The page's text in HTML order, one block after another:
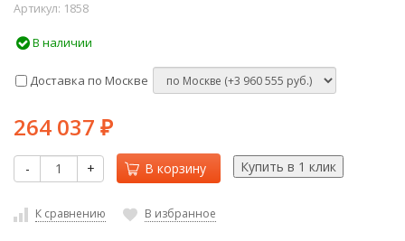
Артикул: 1858
В наличии
Доставка по Москве
264 037 ₽
- + В корзину
К сравнению В избранное